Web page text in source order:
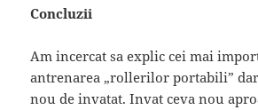
Concluzii
Am incercat sa explic cei mai
antrenarea „rollerilor portabili”
nou de invatat. Invat ceva nou